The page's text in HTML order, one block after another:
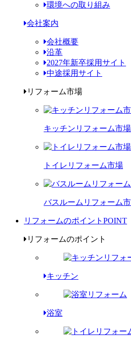
環境への取り組み
会社案内
会社概要
沿革
2027年新卒採用サイト
中途採用サイト
リフォーム市場
キッチンリフォーム市場
トイレリフォーム市場
バスルームリフォーム
リフォームのポイント POINT
リフォームのポイント
キッチン
浴室